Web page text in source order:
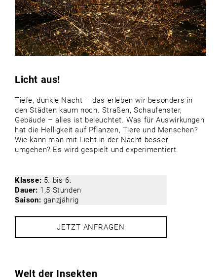
Licht aus!
Tiefe, dunkle Nacht – das erleben wir besonders in
den Städten kaum noch. Straßen, Schaufenster,
Gebäude – alles ist beleuchtet. Was für Auswirkungen
hat die Helligkeit auf Pflanzen, Tiere und Menschen?
Wie kann man mit Licht in der Nacht besser
umgehen? Es wird gespielt und experimentiert.
Klasse: 5. bis 6.
Dauer: 1,5 Stunden
Saison: ganzjährig
JETZT ANFRAGEN
Welt der Insekten